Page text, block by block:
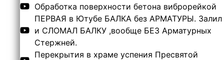
Обработка поверхности бетона виброрейкой
ПЕРВАЯ в Ютубе БАЛКА без АРМАТУРЫ. Залил
и СЛОМАЛ БАЛКУ ,вообще БЕЗ Арматурных
Стержней.
Перекрытия в храме успения Пресвятой